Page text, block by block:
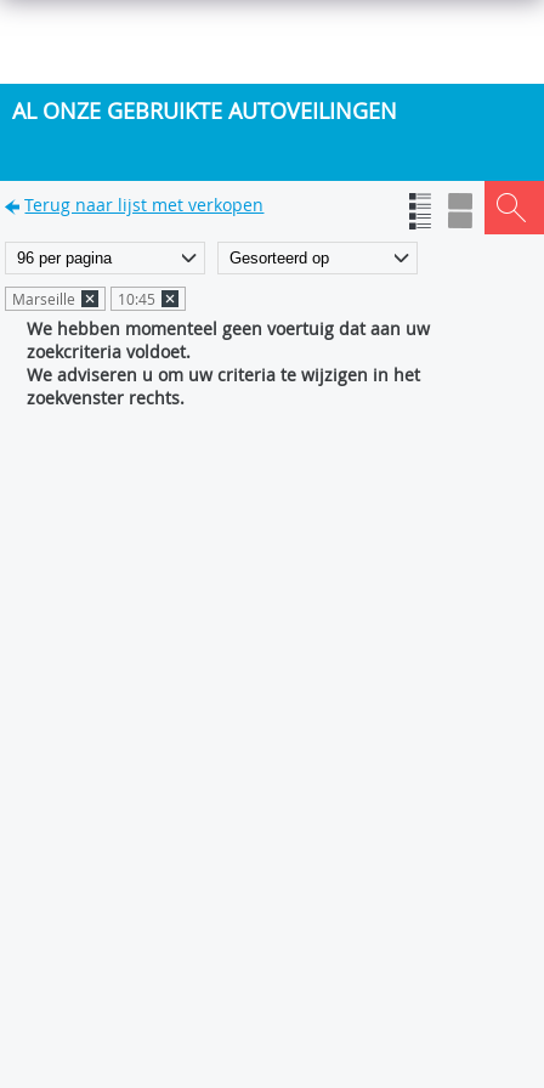
AL ONZE GEBRUIKTE AUTOVEILINGEN
Terug naar lijst met verkopen
Marseille 10:45
We hebben momenteel geen voertuig dat aan uw
zoekcriteria voldoet.
We adviseren u om uw criteria te wijzigen in het
zoekvenster rechts.